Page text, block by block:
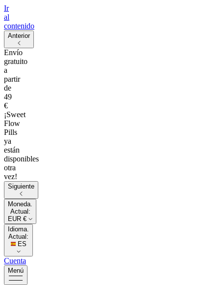
Ir
al
contenido
Anterior
Envío
gratuito
a
partir
de
49
€
¡Sweet
Flow
Pills
ya
están
disponibles
otra
vez!
Siguiente
Moneda.
Actual:
EUR €
Idioma.
Actual:
ES
Cuenta
Menú